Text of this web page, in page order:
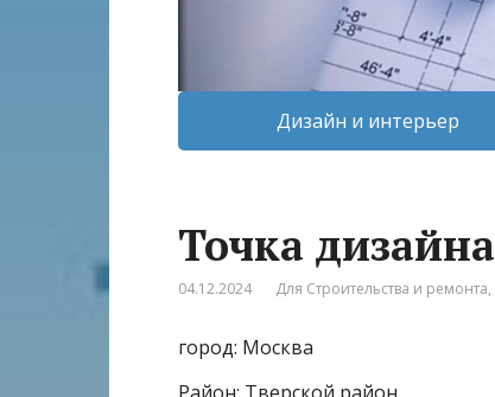
Дизайн и интерьер
Точка дизайна
04.12.2024 Для Строительства и ремонта,
город: Москва